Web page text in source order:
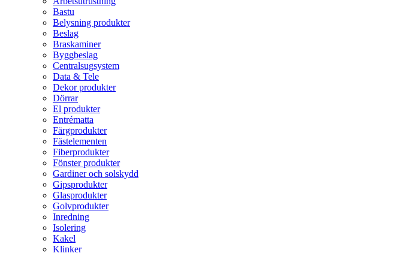
Bastu
Belysning produkter
Beslag
Braskaminer
Byggbeslag
Centralsugsystem
Data & Tele
Dekor produkter
Dörrar
El produkter
Entrématta
Färgprodukter
Fästelementen
Fiberprodukter
Fönster produkter
Gardiner och solskydd
Gipsprodukter
Glasprodukter
Golvprodukter
Inredning
Isolering
Kakel
Klinker